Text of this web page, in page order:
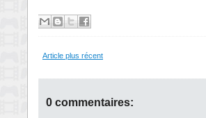
Article plus récent
0 commentaires: